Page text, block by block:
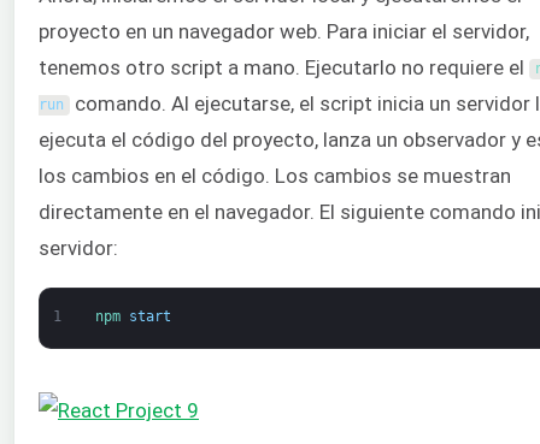
proyecto en un navegador web. Para iniciar el servidor,
tenemos otro script a mano. Ejecutarlo no requiere el
run comando. Al ejecutarse, el script inicia un servidor
ejecuta el código del proyecto, lanza un observador y
los cambios en el código. Los cambios se muestran
directamente en el navegador. El siguiente comando
servidor:
1 npm start